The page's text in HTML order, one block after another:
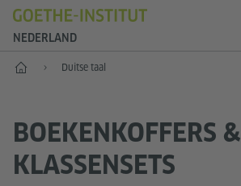
NEDERLAND
Goethe-Institut Niederlande
Duitse taal
BOEKENKOFFERS &
KLASSENSETS